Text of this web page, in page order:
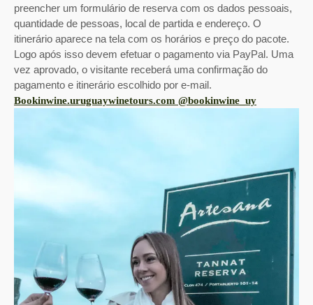
preencher um formulário de reserva com os dados pessoais,
quantidade de pessoas, local de partida e endereço. O
itinerário aparece na tela com os horários e preço do pacote.
Logo após isso devem efetuar o pagamento via PayPal. Uma
vez aprovado, o visitante receberá uma confirmação do
pagamento e itinerário escolhido por e-mail.
Bookinwine.uruguaywinetours.com @bookinwine_uy